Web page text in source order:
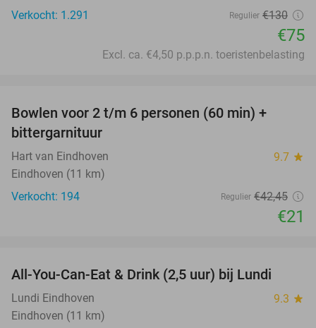
Verkocht: 1.291
Regulier €130
€75
Excl. ca. €4,50 p.p.p.n. toeristenbelasting
Bowlen voor 2 t/m 6 personen (60 min) +
bittergarnituur
Hart van Eindhoven 9.7 star
Eindhoven (11 km)
Verkocht: 194
Regulier €42,45
€21
All-You-Can-Eat & Drink (2,5 uur) bij Lundi
Lundi Eindhoven 9.3 star
Eindhoven (11 km)